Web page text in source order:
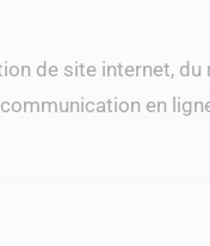
de site internet, du
en